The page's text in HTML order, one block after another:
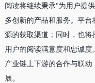
阅读将继续秉承“为用户提
多创新的产品和服务。平
源的获取渠道；同时，也
用户的阅读满意度和忠诚
产业链上下游的合作与联
展。